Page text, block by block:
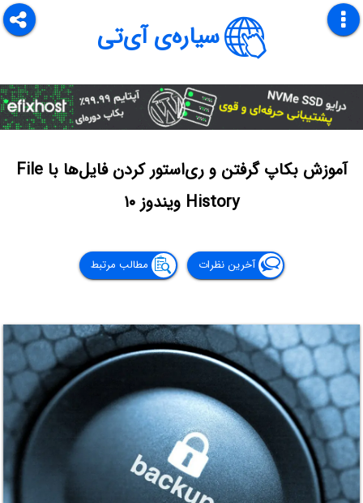
سیاره‌ی آی‌تی
آموزش بکاپ گرفتن و ری‌استور کردن فایل‌ها با File
History ویندوز ۱۰
آخرین نظرات مطالب مرتبط